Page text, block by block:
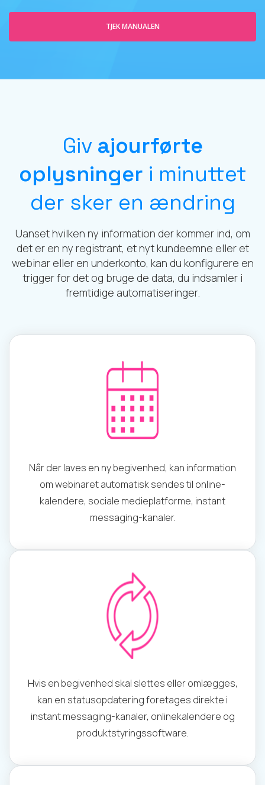
TJEK MANUALEN
Givajourførte
oplysninger i minuttet
der sker en ændring
Uanset hvilken ny information der kommer ind, om
det er en ny registrant, et nyt kundeemne eller et
webinar eller en underkonto, kan du konfigurere en
trigger for det og bruge de data, du indsamler i
fremtidige automatiseringer.
Når der laves en ny begivenhed, kan information
om webinaret automatisk sendes til online-
kalendere, sociale medieplatforme, instant
messaging-kanaler.
Hvis en begivenhed skal slettes eller omlægges,
kan en statusopdatering foretages direkte i
instant messaging-kanaler, onlinekalendere og
produktstyringssoftware.